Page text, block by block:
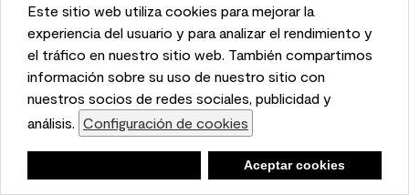
This website uses cookies to enhance user experience
and to analyze performance and traffic on our website.
We also share information about your use of our site
with our social media, advertising, and analytics
partners. Cookie Settings
Accept Cookies
Este sitio web utiliza cookies para mejorar la
experiencia del usuario y para analizar el rendimiento y
el tráfico en nuestro sitio web. También compartimos
información sobre su uso de nuestro sitio con
nuestros socios de redes sociales, publicidad y
análisis. Configuración de cookies
Aceptar cookies
Overall Appearance, 3.0 out of 5
Quality of Product
Value of Product
Value of Product, 2.0 out of 5
2.0